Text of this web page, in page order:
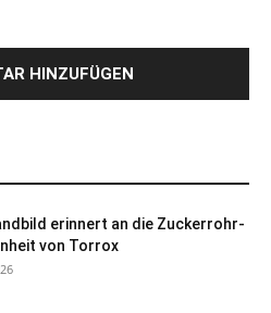
erinnert an die Zuckerrohr-
von Torrox